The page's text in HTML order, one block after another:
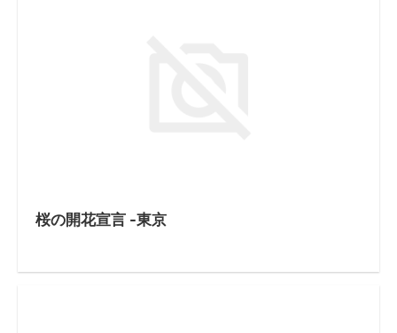
桜の開花宣言 -東京